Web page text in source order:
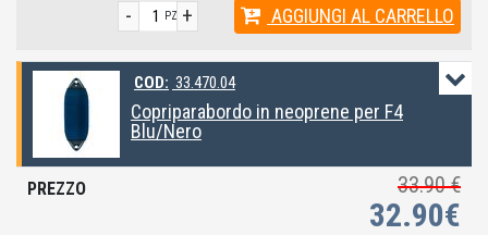
+
- PZ AGGIUNGI AL CARRELLO
COD: 33.470.04
Copriparabordo in neoprene per F4
Blu/Nero
33.90 €
32.90€